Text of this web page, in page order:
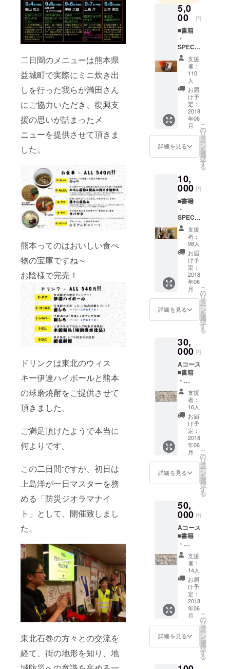
二日間のメニューは熊本県
益城町で実際にミニ炊き出
しを行った我らが満田さん
にご協力いただき、復興支
援の思いが詰まったメ
ニューを提供させて頂きま
した。
熊本ってのはおいしい食べ
物の宝庫ですね～
お陰様で完売！
ドリンクは東北のウィス
キー伊達ハイボールと熊本
の球磨焼酎をご提供させて
頂きました。
ご満足頂けたようで本当に
何よりです。
この二日間ですが、初日は
上島洋が一日マスターを務
める「防災ジオラマナイ
ト」として、開催致しまし
た。
東北石巻の方々との交流を
経て、街の地形を知り、地
5,0
00 円
■書籍
・
SPECIA
L
THANK
Sとし
て、お
名前、
団体名
などを
掲載 ・
完成し
た書籍
1冊 ■熊
本県の
の友 ・
ご汁の
素 ※本
リター
ン商品
は本プ
ロジェ
クト趣
旨にご
理解、
ご賛同
頂きま
した三
協熊本
様にご
協力頂
き、ご
りま
す。
支援
者：
110
人
お届
け予
定：
2018
年06
月
詳細を見る
こ
の
リ
タ
ー
ン
を
選
択
す
る
10,
000 円
■書籍
・
SPECIA
L
THANK
Sとし
て、お
名前、
団体名
などを
掲載 ・
完成し
た書籍
1冊 ■熊
本県の
おいし
・坂本
精油の
ごま油
・ぴよ
マヨ ・
デコポ
ン酢 ・
お茶ド
レッシ
ング ・
辛子蓮
根チッ
プス ・
南関揚
げ ※本
リター
ン商品
旨にご
理解、
ご賛同
頂きま
した三
協熊本
様にご
協力頂
き、ご
提供さ
せて頂
いてお
りま
す。 三
協熊本
HP
http://w
ww.san
支援
者：
98人
お届
け予
定：
2018
年06
月
詳細を見る
こ
の
リ
タ
ー
ン
を
選
択
す
る
30,
000 円
Aコース
■書籍
・
SPECIA
L
THANK
Sとし
て、お
名前、
団体名
などを
掲載 ・
完成し
た書籍
4冊 ■熊
本県益
ト ・熊
本益城
の旬の
グルメ
ギフト
を年に1
回 ※本
リター
ン商品
は本プ
ロジェ
クト趣
旨にご
理解、
ご賛同
頂きま
した三
支援
者：
16人
お届
け予
定：
2018
年06
月
詳細を見る
こ
の
リ
タ
ー
ン
を
選
択
す
る
50,
000 円
Aコース
■書籍
・
SPECIA
L
THANK
Sとし
て、お
名前、
団体名
などを
掲載 ・
完成し
た書籍
5冊 ■熊
本県益
ト ・熊
支援
者：
14人
お届
け予
定：
2018
年06
月
詳細を見る
こ
の
リ
タ
ー
ン
を
選
択
す
る